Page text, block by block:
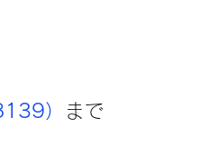
） まで